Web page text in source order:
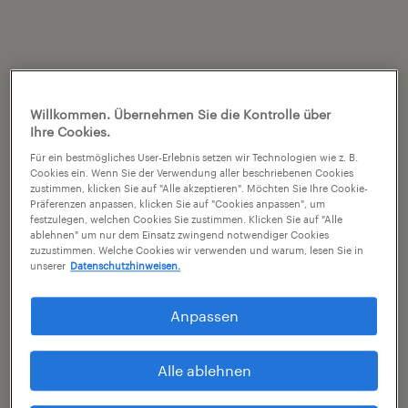
Willkommen. Übernehmen Sie die Kontrolle über
Ihre Cookies.
Für ein bestmögliches User-Erlebnis setzen wir Technologien wie z. B.
Cookies ein. Wenn Sie der Verwendung aller beschriebenen Cookies
zustimmen, klicken Sie auf "Alle akzeptieren". Möchten Sie Ihre Cookie-
Präferenzen anpassen, klicken Sie auf "Cookies anpassen", um
festzulegen, welchen Cookies Sie zustimmen. Klicken Sie auf "Alle
ablehnen" um nur dem Einsatz zwingend notwendiger Cookies
zuzustimmen. Welche Cookies wir verwenden und warum, lesen Sie in
unserer Datenschutzhinweisen.
Anpassen
Alle ablehnen